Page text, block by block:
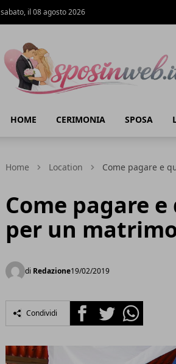
sabato, il 08 agosto 2026
HOME CERIMONIA SPOSA
Home Location Come pagare e
Come pagare
per un
di Redazione19/02/2019
Condividi FacebookTwitterWhatsapp